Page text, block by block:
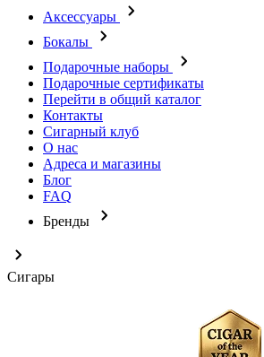
Аксессуары
Бокалы
Подарочные наборы
Подарочные сертификаты
Перейти в общий каталог
Контакты
Сигарный клуб
О нас
Адреса и магазины
Блог
FAQ
Бренды
Сигары